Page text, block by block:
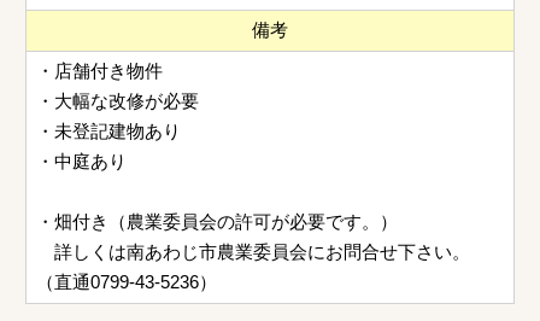
備考
・店舗付き物件
・大幅な改修が必要
・未登記建物あり
・中庭あり
・畑付き（農業委員会の許可が必要です。）
詳しくは南あわじ市農業委員会にお問合せ下さい。
（直通0799-43-5236）